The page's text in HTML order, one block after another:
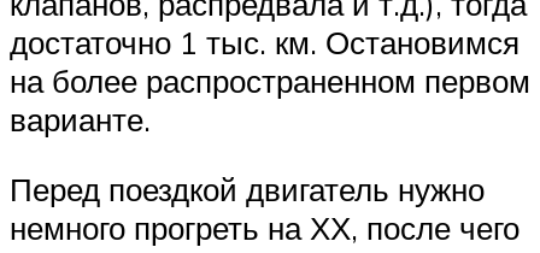
достаточно 1 тыс. км. Остановимся
на более распространенном первом
варианте.
Перед поездкой двигатель нужно
немного прогреть на ХХ, после чего